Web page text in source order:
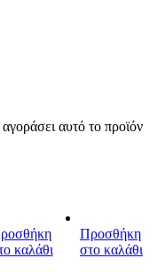
αυτό το προϊόν
καλάθι
Προσθήκη
στο καλάθι